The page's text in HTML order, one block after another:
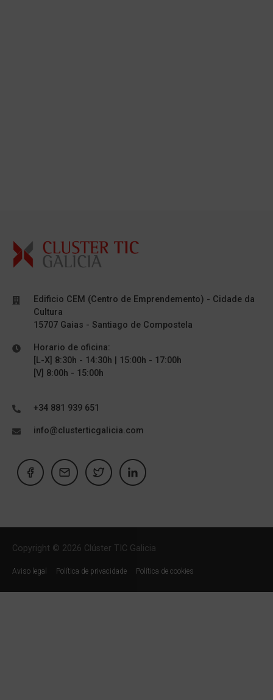
Edificio CEM (Centro de Emprendemento) - Cidade da
Cultura
15707 Gaias - Santiago de Compostela
Horario de oficina:
[L-X] 8:30h - 14:30h | 15:00h - 17:00h
[V] 8:00h - 15:00h
+34 881 939 651
info@clusterticgalicia.com
Copyright © 2026 Clúster TIC Galicia
Aviso legal Política de privacidade Política de cookies